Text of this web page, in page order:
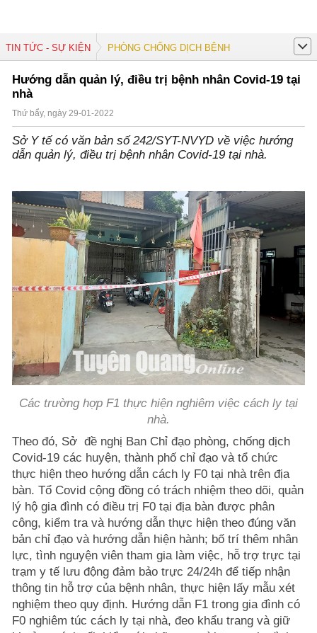
TIN TỨC - SỰ KIỆN PHÒNG CHỐNG DỊCH BỆNH
Hướng dẫn quản lý, điều trị bệnh nhân Covid-19 tại
nhà
Thứ bẩy, ngày 29-01-2022
Sở Y tế có văn bản số 242/SYT-NVYD về việc hướng
dẫn quản lý, điều trị bệnh nhân Covid-19 tại nhà.
Các trường hợp F1 thực hiện nghiêm việc cách ly tại
nhà.
Theo đó, Sở đề nghị Ban Chỉ đạo phòng, chống dịch
Covid-19 các huyện, thành phố chỉ đạo và tổ chức
thực hiện theo hướng dẫn cách ly F0 tại nhà trên địa
bàn. Tổ Covid cộng đồng có trách nhiệm theo dõi, quản
lý hộ gia đình có điều trị F0 tại địa bàn được phân
công, kiểm tra và hướng dẫn thực hiện theo đúng văn
bản chỉ đạo và hướng dẫn hiện hành; bố trí thêm nhân
lực, tình nguyện viên tham gia làm việc, hỗ trợ trực tại
trạm y tế lưu động đảm bảo trực 24/24h để tiếp nhận
thông tin hỗ trợ của bệnh nhân, thực hiện lấy mẫu xét
nghiệm theo quy định. Hướng dẫn F1 trong gia đình có
F0 nghiêm túc cách ly tại nhà, đeo khẩu trang và giữ